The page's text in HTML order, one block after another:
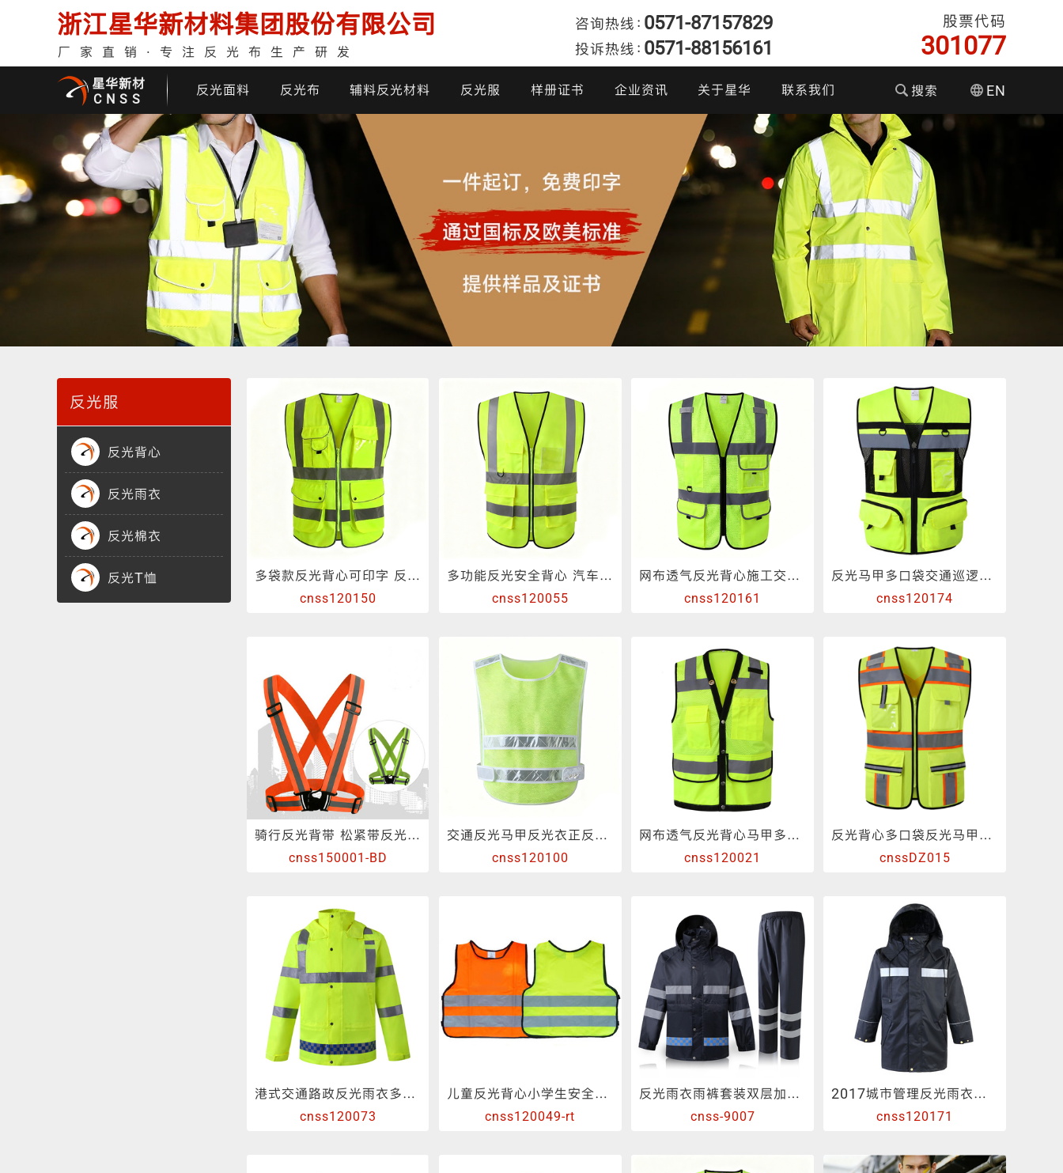
浙江星华新材料集团股份有限公司
厂家直销·专注反光布生产研发
咨询热线： 0571-87157829
投诉热线： 0571-88156161
股票代码
301077
星华新材
CNSS
反光面料
印花反光面料 炫彩反光面料 柔软反光面料 彩色反光面料
反光布
普亮反光布 高亮反光布 亮银反光布 耐水洗反光布
辅料反光材料
反光布 阻燃反光布 反光热贴膜 反光织带
反光服
反光背心 反光雨衣 反光棉衣 T恤执勤服
样册证书
产品证书
企业资讯 关于星华
我们的优势
企业文化
联系我们 搜索 EN
反光服
反光背心
反光雨衣
反光棉衣
反光T恤 多袋款反光背心可印字 反光马甲多色可选
cnss120150
多功能反光安全背心 汽车用反光马甲可印字
cnss120055
网布透气反光背心施工交通安全荧光骑行马甲
cnss120161
反光马甲多口袋交通巡逻车用背心
cnss120174
骑行反光背带 松紧带反光背心
cnss150001-BD
交通反光马甲反光衣正反可印字
cnss120100
网布透气反光背心马甲多功能多口袋
cnss120021
反光背心多口袋反光马甲施工领导款反光衣
cnssDZ015
港式交通路政反光雨衣多口袋可印刷
cnss120073
儿童反光背心小学生安全马甲
cnss120049-rt
反光雨衣雨裤套装双层加大加厚摩托车雨衣成人分体骑行防水服
cnss-9007
2017城市管理反光雨衣套装 新城管分体户外防水工作服
cnss120171